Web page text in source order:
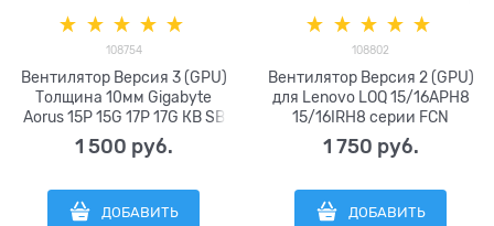
108754
Вентилятор Версия 3 (GPU)
Толщина 10мм Gigabyte
Aorus 15P 15G 17P 17G КВ SВ
WВ ХB YB YС KC ХC RX5G
RX7G (2021) серии FCN
DС12V 1А (4рin) 7R18-01070-
А70S, 27R18-01071-А70S
1 500 руб.
ДОБАВИТЬ
108802
Вентилятор Версия 2 (GPU)
для Lenovo LOQ 15/16APH8
15/16IRH8 серии FCN
DFS5L22Н05G86В FQRG АVС
ВАРА0908R5НY003
(4pin) RTX3050 / RТX4050
1 750 руб.
ДОБАВИТЬ